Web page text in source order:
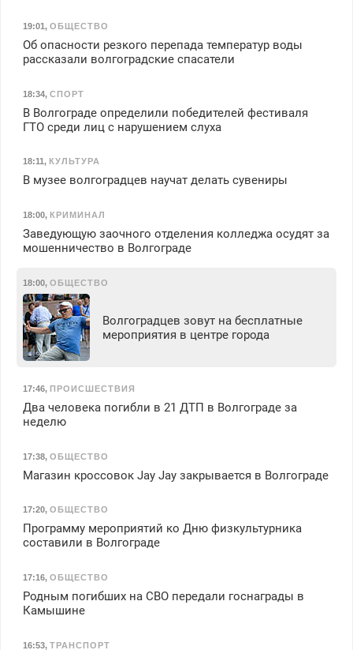
19:01 , ОБЩЕСТВО
Об опасности резкого перепада температур воды
рассказали волгоградские спасатели
18:34, СПОРТ
В Волгограде определили победителей фестиваля
ГТО среди лиц с нарушением слуха
18:11 , КУЛЬТУРА
В музее волгоградцев научат делать сувениры
18:00, КРИМИНАЛ
Заведующую заочного отделения колледжа осудят за
мошенничество в Волгограде
18:00, ОБЩЕСТВО
Волгоградцев зовут на бесплатные
мероприятия в центре города
17:46, ПРОИСШЕСТВИЯ
Два человека погибли в 21 ДТП в Волгограде за
неделю
17:38, ОБЩЕСТВО
Магазин кроссовок Jay Jay закрывается в Волгограде
17:20, ОБЩЕСТВО
Программу мероприятий ко Дню физкультурника
составили в Волгограде
17:16, ОБЩЕСТВО
Родным погибших на СВО передали госнаграды в
Камышине
16:53, ТРАНСПОРТ